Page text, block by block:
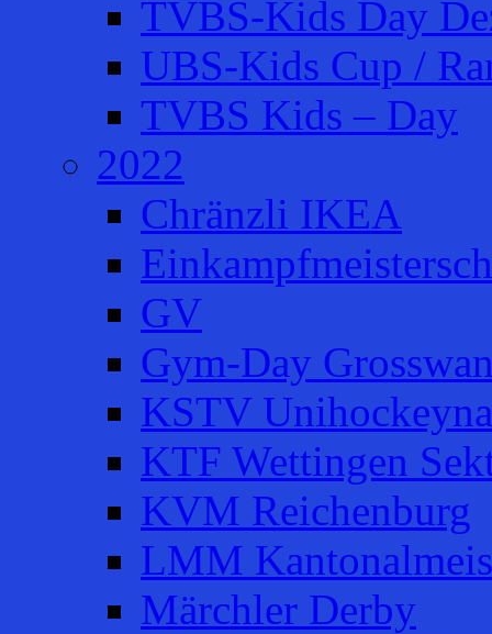
TVBS-Kids Day
UBS-Kids Cup /
TVBS Kids – Day
2022
Chränzli IKEA
GV
Gym-Day
KSTV
KTF Wettingen
KVM Reichenburg
LMM
Märchler Derby